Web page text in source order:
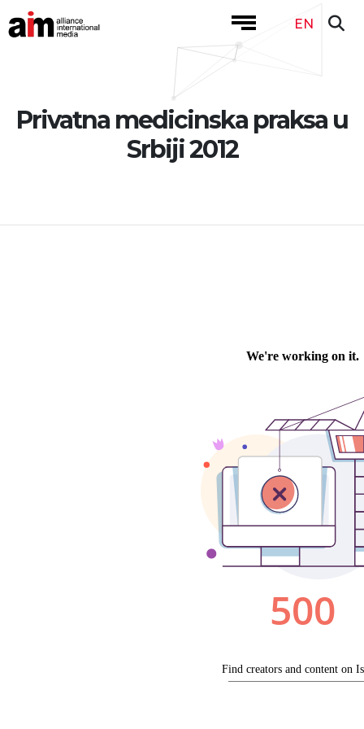
EN
Privatna medicinska praksa u
Srbiji 2012